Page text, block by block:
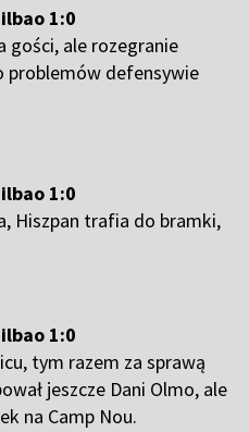
1:0
gości, ale rozegranie
problemów defensywie
1:0
Hiszpan trafia do bramki,
1:0
tym razem za sprawą
jeszcze Dani Olmo, ale
na Camp Nou.